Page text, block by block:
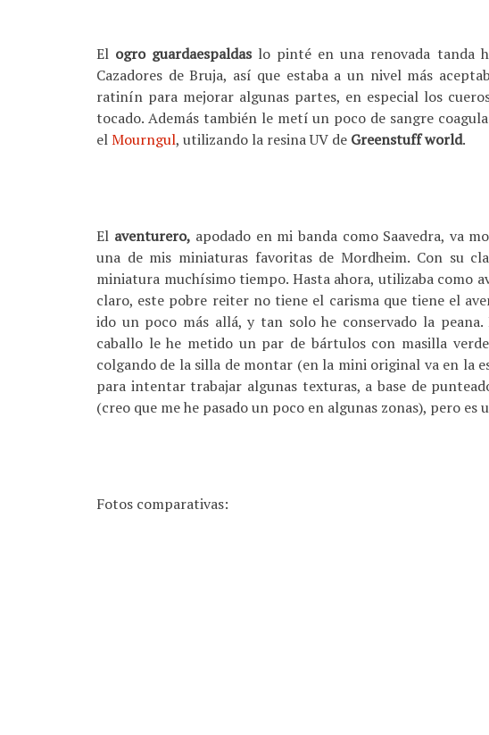
El ogro guardaespaldaslo pinté en una renovada tanda
Cazadores de Bruja, así que estaba a un nivel más
ratinín para mejorar algunas partes, en especial los
tocado. Además también le metí un poco de sangre
elMourngul, utilizando la resina UV de Greenstuff world.
El aventurero, apodado en mi banda como Saavedra, va
una de mis miniaturas favoritas de Mordheim. Con su
miniatura muchísimo tiempo. Hasta ahora, utilizaba como
claro, este pobre reiter no tiene el carisma que tiene el
ido un poco más allá, y tan solo he conservado la
caballo le he metido un par de bártulos con masilla
colgando de la silla de montar (en la mini original va en la
para intentar trabajar algunas texturas, a base de
(creo que me he pasado un poco en algunas zonas), pero
Fotos comparativas: